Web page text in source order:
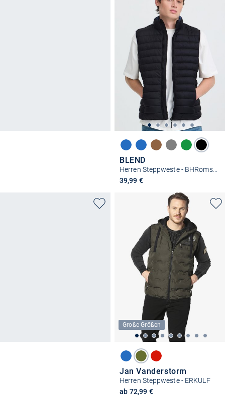
BLEND
Herren Steppweste - BHRomsey
39,99 €
Große Größen
Jan Vanderstorm
Herren Steppweste - ERKULF
ab 72,99 €